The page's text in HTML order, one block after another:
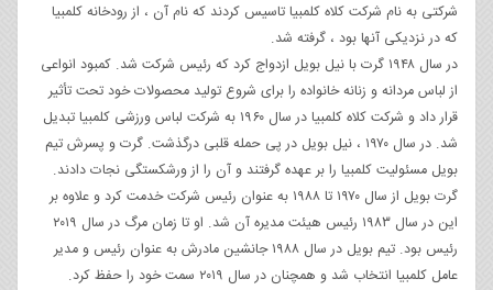
شرکتی به نام شرکت کلاه کلمبیا تاسیس کردند که نام آن ، از رودخانه کلمبیا
که در نزدیکی آنها بود ، گرفته شد.
در سال ۱۹۴۸ گرت با نیل بویل ازدواج کرد که رئیس شرکت شد. کمبود انواعی
از لباس مردانه و زنانه خانواده را برای شروع تولید محصولات خود تحت تأثیر
قرار داد و شرکت کلاه کلمبیا در سال ۱۹۶۰ به شرکت لباس ورزشی کلمبیا تبدیل
شد. در سال ۱۹۷۰ ، نیل بویل در پی حمله قلبی درگذشت. گرت و پسرش تیم
بویل مسئولیت کلمبیا را بر عهده گرفتند و آن را از ورشکستگی نجات دادند.
گرت بویل از سال ۱۹۷۰ تا ۱۹۸۸ به عنوان رئیس شرکت خدمت کرد و علاوه بر
این در سال ۱۹۸۳ رئیس هیئت مدیره آن شد. او تا زمان مرگ در سال ۲۰۱۹
رئیس بود. تیم بویل در سال ۱۹۸۸ جانشین مادرش به عنوان رئیس و مدیر
عامل کلمبیا انتخاب شد و همچنان در سال ۲۰۱۹ سمت خود را حفظ کرد.